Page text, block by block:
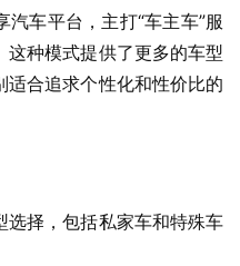
车平台，主打“车主车”服
种模式提供了更多的车型
合追求个性化和性价比的
择，包括私家车和特殊车